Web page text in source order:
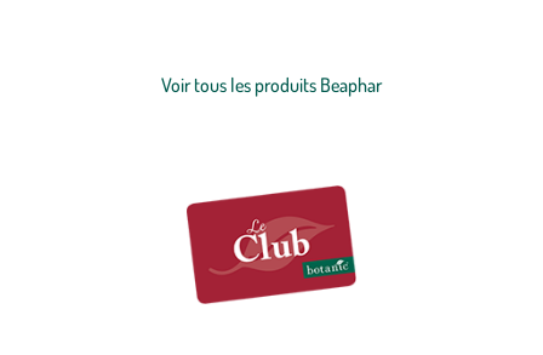
de leurs compagnons grâce à une expertise reconnue et à des
Voir tous les produits Beaphar